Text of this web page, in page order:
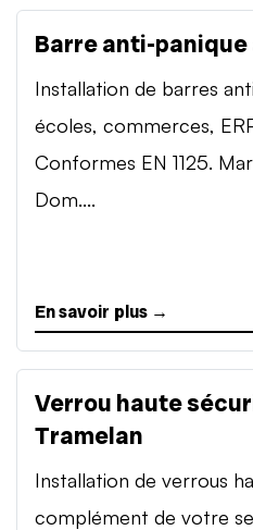
Barre anti-
Installation de barres
écoles, commerces,
Conformes EN 1125.
Dom....
En savoir plus →
Verrou haute
Tramelan
Installation de verrous
complément de votre